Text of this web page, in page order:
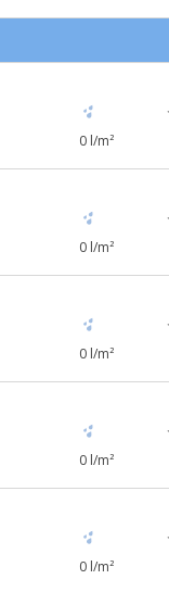
0 l/m²
0 l/m²
0 l/m²
0 l/m²
0 l/m²